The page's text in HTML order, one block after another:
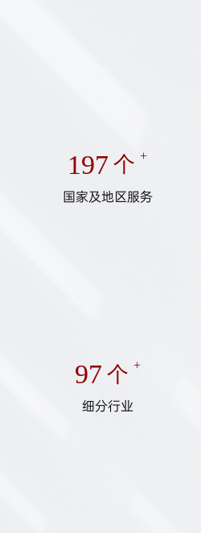
197 个 +
国家及地区服务
97 个 +
细分行业